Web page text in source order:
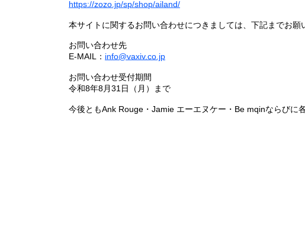
https://zozo.jp/sp/shop/ailand/
本サイトに関するお問い合わせにつきましては、下記までお願
お問い合わせ先
E-MAIL： info@vaxiv.co.jp
お問い合わせ受付期間
令和8年8月31日（月）まで
今後ともAnk Rouge・Jamie エーエヌケー・Be mqinならびに